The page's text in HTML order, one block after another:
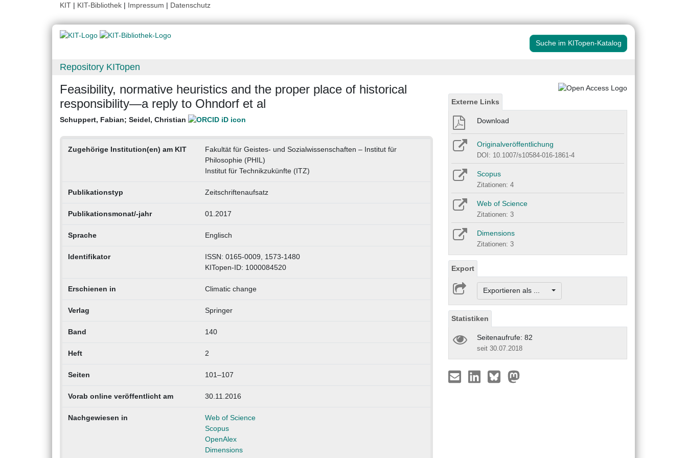
KIT | KIT-Bibliothek | Impressum | Datenschutz
Suche im KITopen-Katalog
Repository KITopen
Feasibility, normative heuristics and the proper place of historical
responsibility—a reply to Ohndorf et al
Schuppert, Fabian; Seidel, Christian
Zugehörige Institution(en) am KIT
Fakultät für Geistes- und Sozialwissenschaften – Institut für
Philosophie (PHIL)
Institut für Technikzukünfte (ITZ)
Publikationstyp Zeitschriftenaufsatz
Publikationsmonat/-jahr 01.2017
Sprache Englisch
Identifikator
ISSN: 0165-0009, 1573-1480
KITopen-ID: 1000084520
Erschienen in Climatic change
Verlag Springer
Band 140
Heft 2
Seiten 101–107
Vorab online veröffentlicht am 30.11.2016
Nachgewiesen in
Web of Science
Scopus
OpenAlex
Dimensions
Externe Links
Download
Originalveröffentlichung
DOI: 10.1007/s10584-016-1861-4
Scopus
Zitationen: 4
Web of Science
Zitationen: 3
Dimensions
Zitationen: 3
Export
Exportieren als ...
Statistiken
Seitenaufrufe: 82
seit 30.07.2018